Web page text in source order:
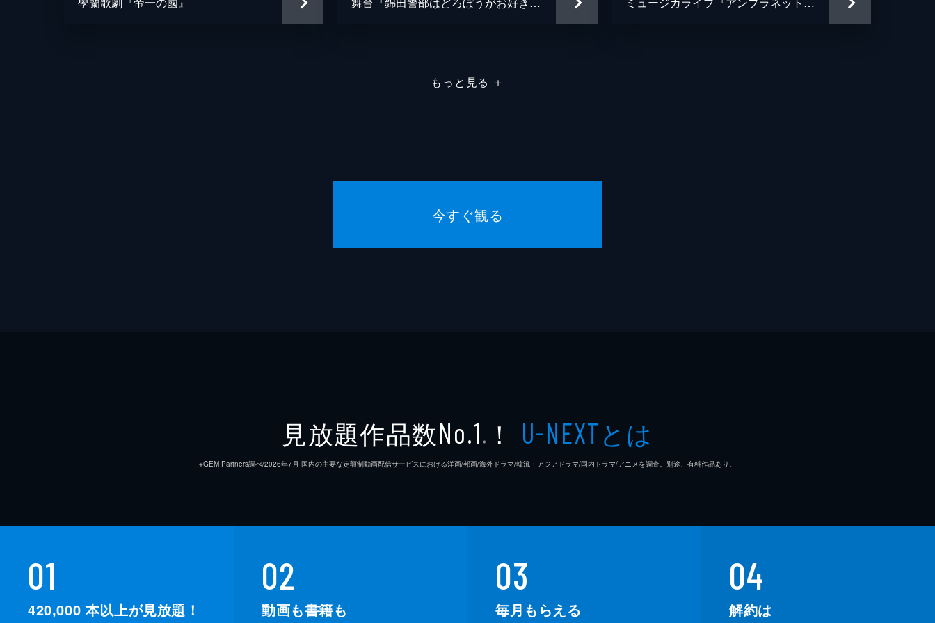
もっと見る ＋
今すぐ観る
見放題作品数No.1 ※ ！ U-NEXTとは
※GEM Partners調べ/2026年7⽉ 国内の主要な定額制動画配信サービスにおける洋画/邦画/海外ドラマ/韓流・アジアドラマ/国内ドラマ/アニメを調査。別途、有料作品あり。
01
420,000 本以上が見放題！
02
動画も書籍も
03
毎月もらえる
04
解約は